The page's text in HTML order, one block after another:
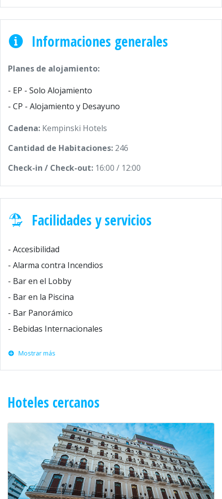
Informaciones generales
Planes de alojamiento:
- EP - Solo Alojamiento
- CP - Alojamiento y Desayuno
Cadena: Kempinski Hotels
Cantidad de Habitaciones: 246
Check-in / Check-out: 16:00 / 12:00
Facilidades y servicios
- Accesibilidad
- Alarma contra Incendios
- Bar en el Lobby
- Bar en la Piscina
- Bar Panorámico
- Bebidas Internacionales
Mostrar más
Hoteles cercanos